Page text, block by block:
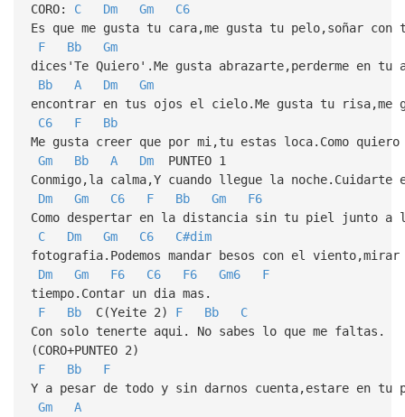
CORO: C Dm Gm
C6
Es que me gusta tu cara,me gusta tu pelo,soñar con
F
Bb
Gm
dices'Te Quiero'.Me gusta abrazarte,perderme en tu
Bb
A Dm
Gm
encontrar en tus ojos el cielo.Me gusta tu risa,me
C6
F
Bb
Me gusta creer que por mi,tu estas loca.Como
Gm
Bb A DmPUNTEO 1
Conmigo,la calma,Y cuando llegue la noche.Cuidarte
Dm
Gm C6 F Bb Gm
F6
Como despertar en la distancia sin tu piel junto a
C
Dm Gm C6
C#dim
fotografia.Podemos mandar besos con el
Dm
Gm F6 C6 F6 Gm6
F
tiempo.Contar un dia mas.
F
BbC(Yeite 2) F Bb
C
Con solo tenerte aqui. No sabes lo que me faltas.
(CORO+PUNTEO 2)
F
Bb
F
Y a pesar de todo y sin darnos cuenta,estare en tu
Gm
A